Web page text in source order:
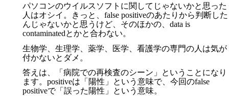
パソコンのウイルスソフトに関してじゃないかと思った
人はオシイ。きっと、false positiveのあたりから判断した
んじゃないかと思うけど、そのほかの、data is
contaminatedとかと合わない。
生物学、生理学、薬学、医学、看護学の専門の人は気が
付かないとダメ。
答えは、「病院での再検査のシーン」ということになり
ます。positiveは「陽性」という意味で、今回のfalse
positiveで「誤った陽性」という意味。